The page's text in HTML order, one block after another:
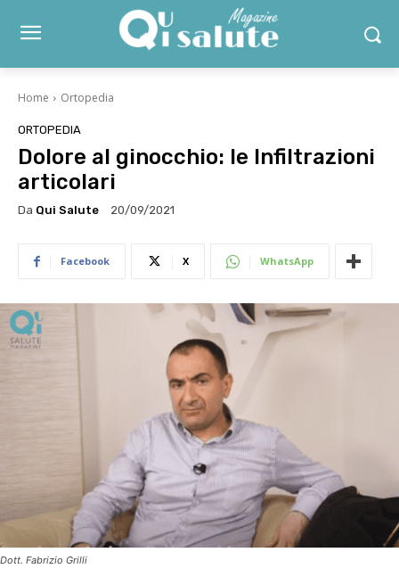
Home Ortopedia
ORTOPEDIA
Dolore al ginocchio: le Infiltrazioni
articolari
Da Qui Salute 20/09/2021
Facebook X WhatsApp
Dott. Fabrizio Grilli